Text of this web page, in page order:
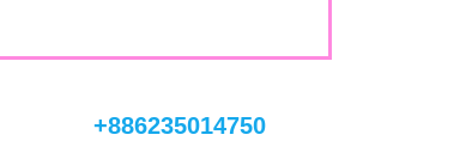
+886235014750